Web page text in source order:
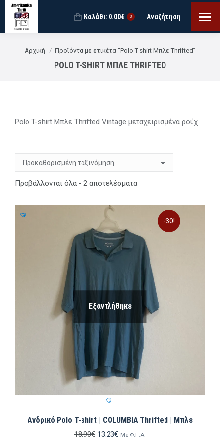
Καλάθι: 0.00€ 0 Search:
Αναζήτηση
You are here:
Αρχική Προϊόντα με ετικέτα “Polo T-shirt Μπλε Thrifted”
POLO T-SHIRT ΜΠΛΕ THRIFTED
Polo T-shirt Μπλε Thrifted Vintage μεταχειρισμένα ρούχ
Προβάλλονται όλα - 2 αποτελέσματα
-30!
Εξαντλήθηκε
Ανδρικό Polo T-shirt | COLUMBIA Thrifted | Μπλε
18.90€ Original
13.23€ΗΜε Φ.Π.Α.